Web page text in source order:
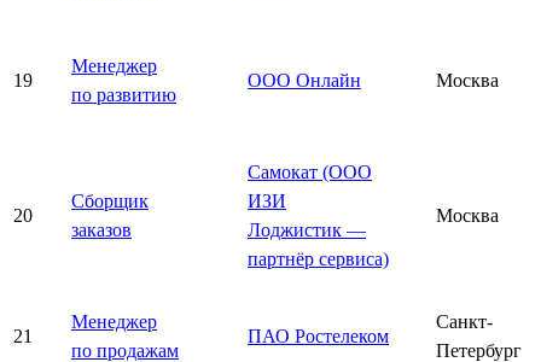
19
Менеджер
по развитию
ООО Онлайн Москва
20
Сборщик
заказов
Самокат (ООО
ИЗИ
Лоджистик —
партнёр сервиса)
Москва
21
Менеджер
по продажам
ПАО Ростелеком
Санкт-
Петербург